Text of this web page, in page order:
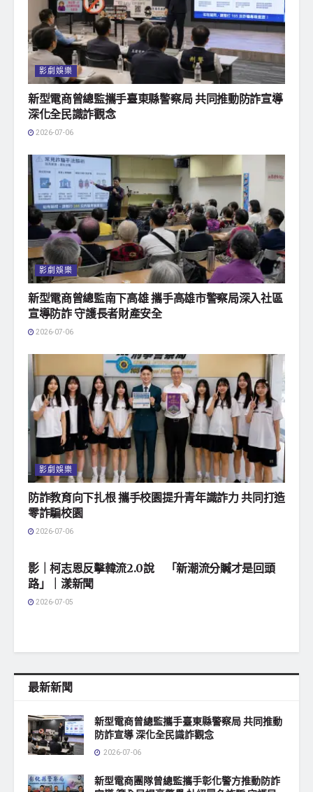
影劇娛樂
新型電商曾總監攜手臺東縣警察局 共同推動防詐宣導
深化全民識詐觀念
2026-07-06
影劇娛樂
新型電商曾總監南下高雄 攜手高雄市警察局深入社區
宣導防詐 守護長者財產安全
2026-07-06
影劇娛樂
防詐教育向下扎根 攜手校園提升青年識詐力 共同打造
零詐騙校園
2026-07-06
影｜柯志恩反擊韓流2.0說 「新潮流分贓才是回頭
路」｜漾新聞
2026-07-05
最新新聞
新型電商曾總監攜手臺東縣警察局 共同推動
防詐宣導 深化全民識詐觀念
2026-07-06
新型電商團隊曾總監攜手彰化警方推動防詐